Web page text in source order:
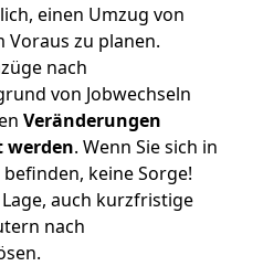
einen Umzug von
Voraus zu planen.
nach
von Jobwechseln
Veränderungen
. Wenn Sie sich in
keine Sorge!
auch kurzfristige
nach